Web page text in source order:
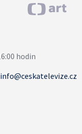
info@ceskatelevize.cz